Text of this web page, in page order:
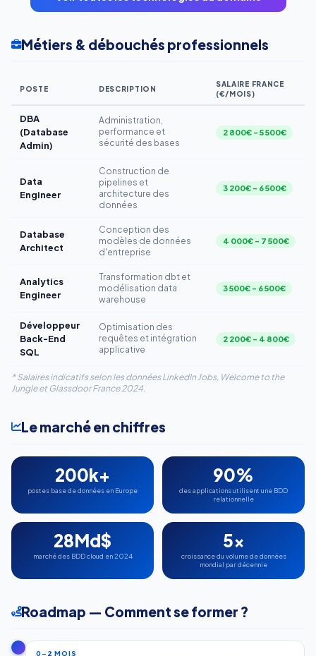
Métiers & débouchés professionnels
POSTE DESCRIPTION
SALAIRE FRANCE
(€/MOIS)
DBA
(Database
Admin)
Administration,
performance et
sécurité des bases
2 800€ – 5 500€
Data
Engineer
Construction de
pipelines et
architecture des
données
3 200€ – 6 500€
Database
Architect
Conception des
modèles de données
d'entreprise
4 000€ – 7 500€
Analytics
Engineer
Transformation dbt et
modélisation data
warehouse
3 500€ – 6 500€
Développeur
Back-End
SQL
Optimisation des
requêtes et intégration
applicative
2 200€ – 4 800€
* Salaires indicatifs selon les données LinkedIn Jobs, Welcome to the
Jungle et Glassdoor France 2024.
Le marché en chiffres
200k+
postes base de données en Europe
90%
des applications utilisent une BDD
relationnelle
28Md$
marché des BDD cloud en 2024
5x
croissance du volume de données
mondial par décennie
Roadmap — Comment se former ?
0–2 MOIS